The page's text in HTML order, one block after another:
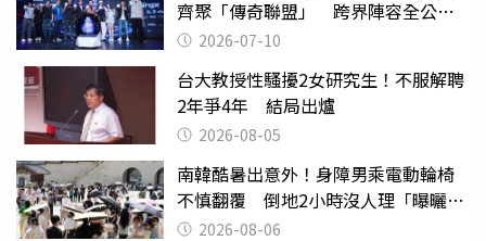
齊聚「傳奇聯盟」 跨界陣容全公
開 劍指亞洲新傳奇聯賽
2026-07-10
台大教授性騷擾2女研究生！不服解聘
2年爭4年 結局出爐
2026-08-05
南韓酷暑出意外！身障男乘電動輪椅
不慎翻覆 倒地2小時沒人理「曝曬
亡」2026-08-06